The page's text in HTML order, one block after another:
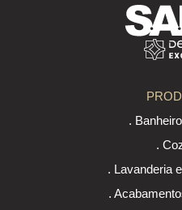
.
.
. Lavanderia
.